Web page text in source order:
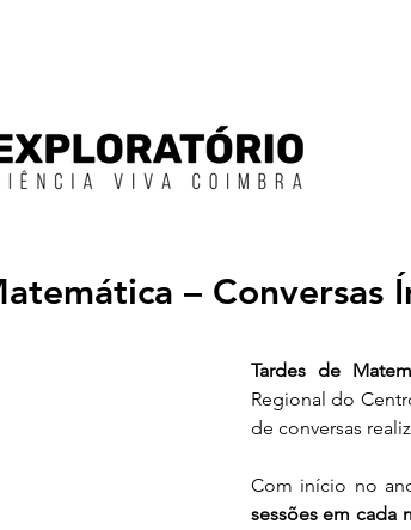
– Conversas
Tardes de
Regional do
de conversas
Com início no
sessões em cada